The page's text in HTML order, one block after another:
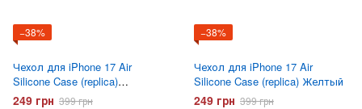
−38%
Чехол для iPhone 17 Air
Silicone Case (replica)
Коричневый
249 грн 399 грн
−38%
Чехол для iPhone 17 Air
Silicone Case (replica) Желтый
249 грн 399 грн